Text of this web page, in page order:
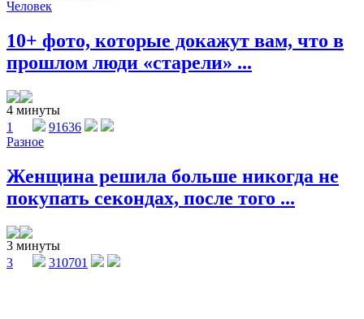
Человек
10+ фото, которые докажут вам, что в
прошлом люди «старели» ...
4 минуты
1
91636
Разное
Женщина решила больше никогда не
покупать секондах, после того ...
3 минуты
3
310701